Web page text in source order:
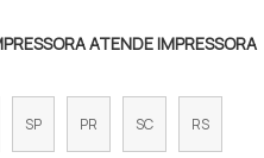
ATENDE IMPRESSORA
SP PR SC RS